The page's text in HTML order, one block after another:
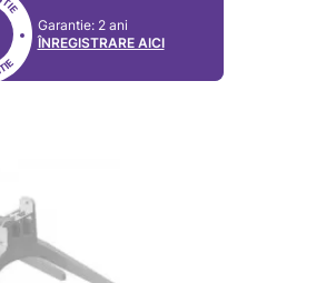
Garantie: 2 ani
ÎNREGISTRARE AICI